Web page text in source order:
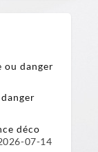
ou danger
déco
07-14